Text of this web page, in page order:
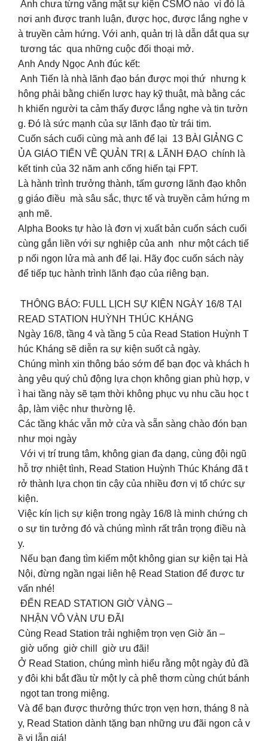
Anh chưa từng vắng mặt sự kiện CSMO nào vì đó là
nơi anh được tranh luận, được học, được lắng nghe v
à truyền cảm hứng. Với anh, quản trị là dẫn dắt qua sự
tương tác qua những cuộc đối thoại mở.
Anh Andy Ngọc Anh đúc kết:
Anh Tiến là nhà lãnh đạo bán được mọi thứ nhưng k
hông phải bằng chiến lược hay kỹ thuật, mà bằng các
h khiến người ta cảm thấy được lắng nghe và tin tưởn
g. Đó là sức mạnh của sự lãnh đạo từ trái tim.
Cuốn sách cuối cùng mà anh để lại 13 BÀI GIẢNG C
ỦA GIÁO TIẾN VỀ QUẢN TRỊ & LÃNH ĐẠO chính là
kết tinh của 32 năm anh cống hiến tại FPT.
Là hành trình trưởng thành, tấm gương lãnh đạo khôn
g giáo điều mà sâu sắc, thực tế và truyền cảm hứng m
ạnh mẽ.
Alpha Books tự hào là đơn vị xuất bản cuốn sách cuối
cùng gắn liền với sự nghiệp của anh như một cách tiế
p nối ngọn lửa mà anh để lại. Hãy đọc cuốn sách này
để tiếp tục hành trình lãnh đạo của riêng bạn.
THÔNG BÁO: FULL LỊCH SỰ KIỆN NGÀY 16/8 TẠI
READ STATION HUỲNH THÚC KHÁNG
Ngày 16/8, tầng 4 và tầng 5 của Read Station Huỳnh T
húc Kháng sẽ diễn ra sự kiện suốt cả ngày.
Chúng mình xin thông báo sớm để bạn đọc và khách h
àng yêu quý chủ động lựa chọn không gian phù hợp, v
ì hai tầng này sẽ tạm thời không phục vụ nhu cầu học t
ập, làm việc như thường lệ.
Các tầng khác vẫn mở cửa và sẵn sàng chào đón bạn
như mọi ngày
Với vị trí trung tâm, không gian đa dạng, cùng đội ngũ
hỗ trợ nhiệt tình, Read Station Huỳnh Thúc Kháng đã t
rở thành lựa chọn tin cậy của nhiều đơn vị tổ chức sự
kiện.
Việc kín lịch sự kiện trong ngày 16/8 là minh chứng ch
o sự tin tưởng đó và chúng mình rất trân trọng điều nà
y.
Nếu bạn đang tìm kiếm một không gian sự kiện tại Hà
Nội, đừng ngần ngại liên hệ Read Station để được tư
vấn nhé!
ĐẾN READ STATION GIỜ VÀNG –
NHẬN VÔ VÀN ƯU ĐÃI
Cùng Read Station trải nghiệm trọn vẹn Giờ ăn –
giờ uống giờ chill giờ ưu đãi!
Ở Read Station, chúng mình hiểu rằng một ngày đủ đầ
y đôi khi bắt đầu từ một ly cà phê thơm cùng chút bánh
ngọt tan trong miệng.
Và để bạn được thưởng thức trọn vẹn hơn, tháng 8 nà
y, Read Station dành tặng bạn những ưu đãi ngon cả v
ề vị lẫn giá!